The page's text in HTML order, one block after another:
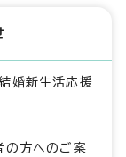
婚新生活応援
の方へのご案